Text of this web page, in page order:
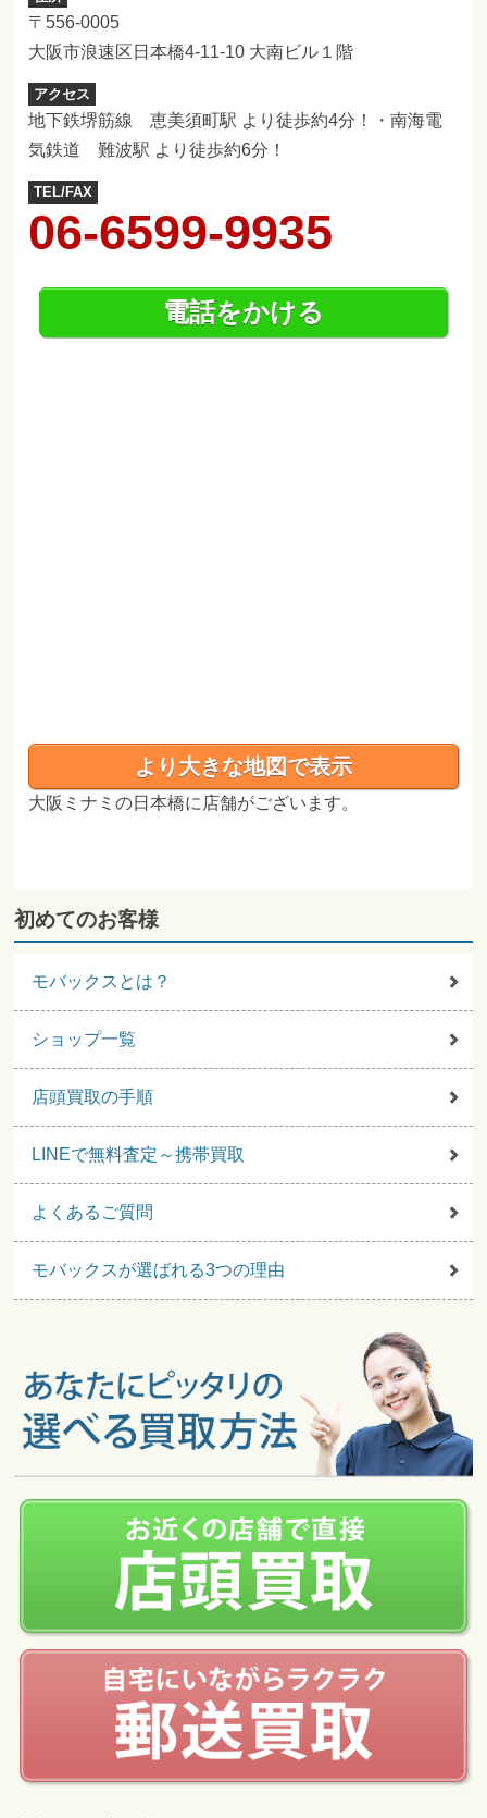
〒556-0005
大阪市浪速区日本橋4-11-10 大南ビル１階
アクセス
地下鉄堺筋線 恵美須町駅 より徒歩約4分！・南海電
気鉄道 難波駅 より徒歩約6分！
TEL/FAX
06-6599-9935
電話をかける
より大きな地図で表示
大阪ミナミの日本橋に店舗がございます。
初めてのお客様
モバックスとは？
ショップ一覧
店頭買取の手順
LINEで無料査定～携帯買取
よくあるご質問
モバックスが選ばれる3つの理由